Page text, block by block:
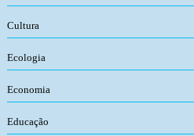
Cultura
Ecologia
Economia
Educação